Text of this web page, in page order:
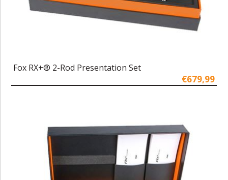
Fox RX+® 2-Rod Presentation Set
€679,99